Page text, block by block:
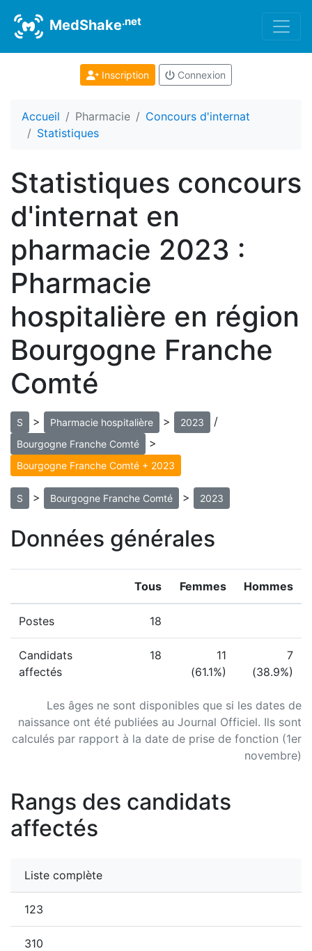
MedShake.net
Inscription Connexion
Accueil Pharmacie
Concours d'internat
Statistiques
Statistiques concours
d'internat en
pharmacie 2023 :
Pharmacie
hospitalière en région
Bourgogne Franche
Comté
S > Pharmacie hospitalière > 2023 /
Bourgogne Franche Comté >
Bourgogne Franche Comté + 2023
S > Bourgogne Franche Comté > 2023
Données générales
Les âges ne sont disponibles que si les dates de
naissance ont été publiées au Journal Officiel. Ils sont
calculés par rapport à la date de prise de fonction (1er
novembre)
Tous Femmes Hommes
Postes 18
Candidats
affectés
18
11
(61.1%)
7
(38.9%)
Rangs des candidats
affectés
Liste complète
123
310